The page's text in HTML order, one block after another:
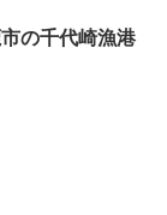
の千代崎漁港